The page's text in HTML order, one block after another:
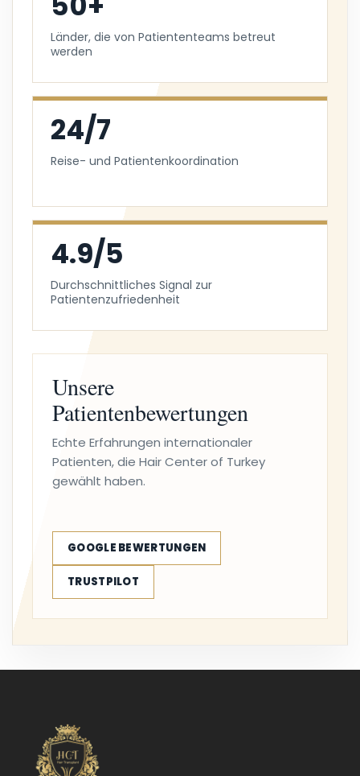
Länder, die von Patiententeams betreut
werden
24/7
Reise- und Patientenkoordination
4.9/5
Durchschnittliches Signal zur
Patientenzufriedenheit
Unsere
Patientenbewertungen
Echte Erfahrungen internationaler
Patienten, die Hair Center of Turkey
gewählt haben.
GOOGLE BEWERTUNGEN
TRUSTPILOT